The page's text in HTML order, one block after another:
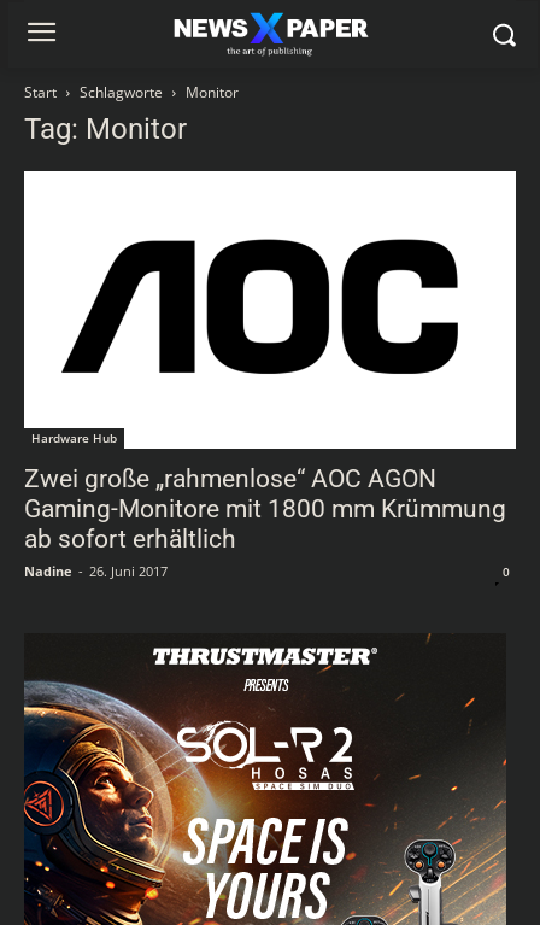
Start Schlagworte Monitor
Tag: Monitor
Hardware Hub
Zwei große „rahmenlose“ AOC AGON
Gaming-Monitore mit 1800 mm Krümmung
ab sofort erhältlich
Nadine - 26. Juni 2017 0